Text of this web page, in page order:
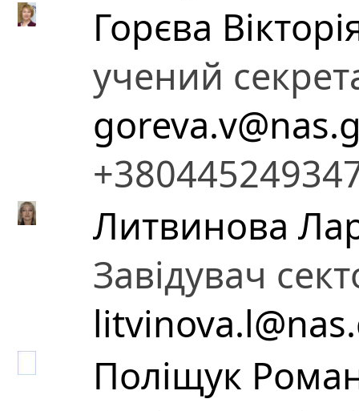
Горєва
учений
Литвинова
Завідувач
Поліщук